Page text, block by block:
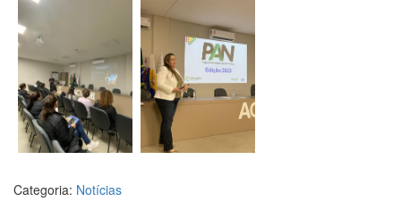
Categoria: Notícias